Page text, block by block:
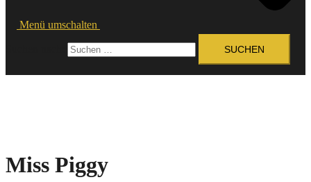
Menü umschalten
Miss Piggy